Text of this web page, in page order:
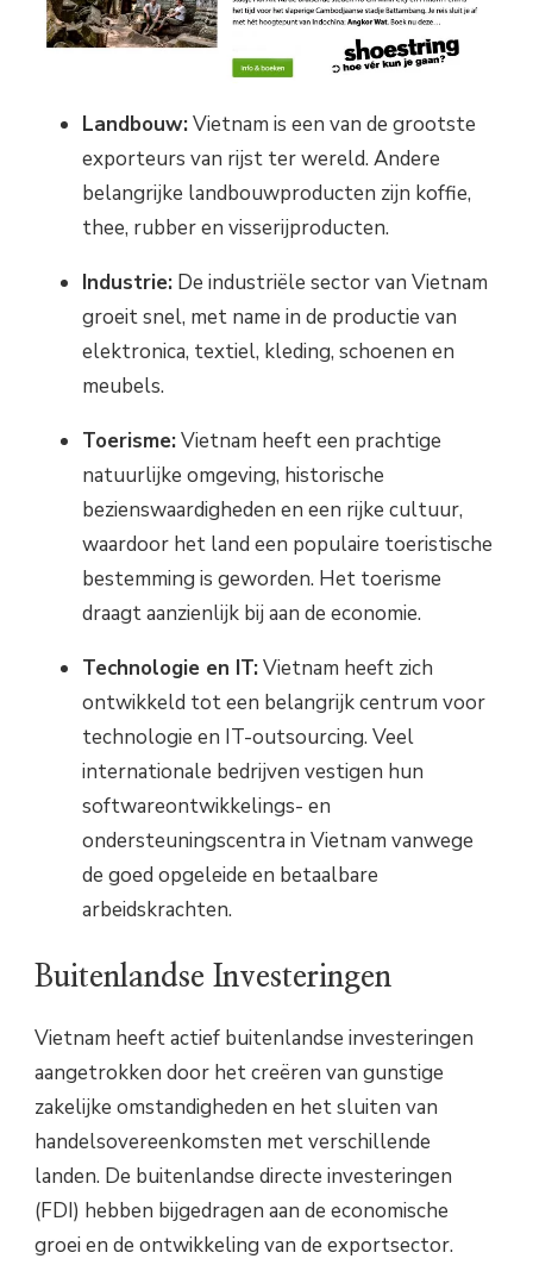
Landbouw:Vietnam is een van de grootste
exporteurs van rijst ter wereld. Andere
belangrijke landbouwproducten zijn koffie,
thee, rubber en visserijproducten.
Industrie: De industriële sector van Vietnam
groeit snel, met name in de productie van
elektronica, textiel, kleding, schoenen en
meubels.
Toerisme:Vietnam heeft een prachtige
natuurlijke omgeving, historische
bezienswaardigheden en een rijke cultuur,
waardoor het land een populaire toeristische
bestemming is geworden. Het toerisme
draagt ​​aanzienlijk bij aan de economie.
Technologie en IT:Vietnam heeft zich
ontwikkeld tot een belangrijk centrum voor
technologie en IT-outsourcing. Veel
internationale bedrijven vestigen hun
softwareontwikkelings- en
ondersteuningscentra in Vietnam vanwege
de goed opgeleide en betaalbare
arbeidskrachten.
Buitenlandse Investeringen
Vietnam heeft actief buitenlandse investeringen
aangetrokken door het creëren van gunstige
zakelijke omstandigheden en het sluiten van
handelsovereenkomsten met verschillende
landen. De buitenlandse directe investeringen
(FDI) hebben bijgedragen aan de economische
groei en de ontwikkeling van de exportsector.